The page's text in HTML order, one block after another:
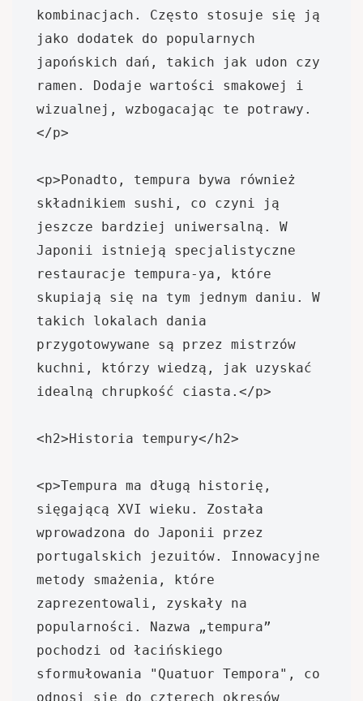
kombinacjach. Często stosuje się ją
jako dodatek do popularnych
japońskich dań, takich jak udon czy
ramen. Dodaje wartości smakowej i
wizualnej, wzbogacając te potrawy.
</p>
<p>Ponadto, tempura bywa również
składnikiem sushi, co czyni ją
jeszcze bardziej uniwersalną. W
Japonii istnieją specjalistyczne
restauracje tempura-ya, które
skupiają się na tym jednym daniu. W
takich lokalach dania
przygotowywane są przez mistrzów
kuchni, którzy wiedzą, jak uzyskać
idealną chrupkość ciasta.</p>
<h2>Historia tempury</h2>
<p>Tempura ma długą historię,
sięgającą XVI wieku. Została
wprowadzona do Japonii przez
portugalskich jezuitów. Innowacyjne
metody smażenia, które
zaprezentowali, zyskały na
popularności. Nazwa „tempura”
pochodzi od łacińskiego
sformułowania "Quatuor Tempora", co
odnosi się do czterech okresów